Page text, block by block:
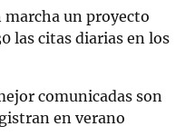
marcha un proyecto
las citas diarias en los
comunicadas son
en verano